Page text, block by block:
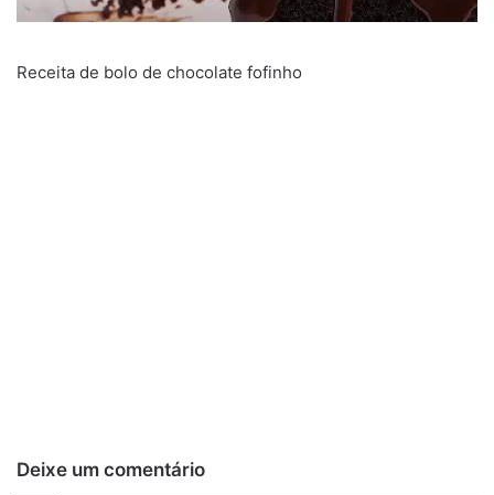
Receita de bolo de chocolate fofinho
Deixe um comentário